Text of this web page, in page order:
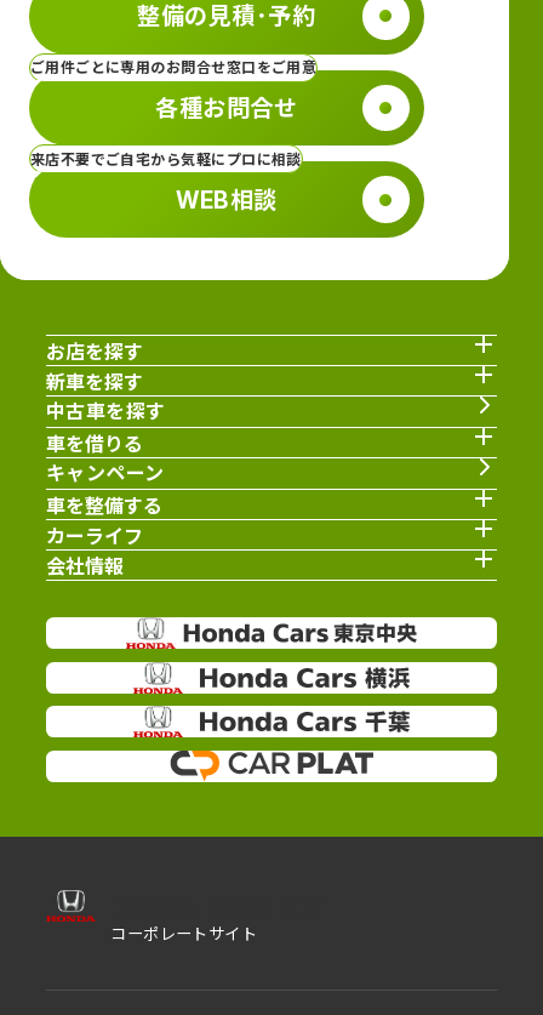
整備の見積･予約
ご用件ごとに専用のお問合せ窓口をご用意
各種お問合せ
来店不要でご自宅から気軽にプロに相談
WEB相談
お店を探す
新車を探す
中古車を探す
車を借りる
キャンペーン
車を整備する
カーライフ
会社情報
コーポレートサイト